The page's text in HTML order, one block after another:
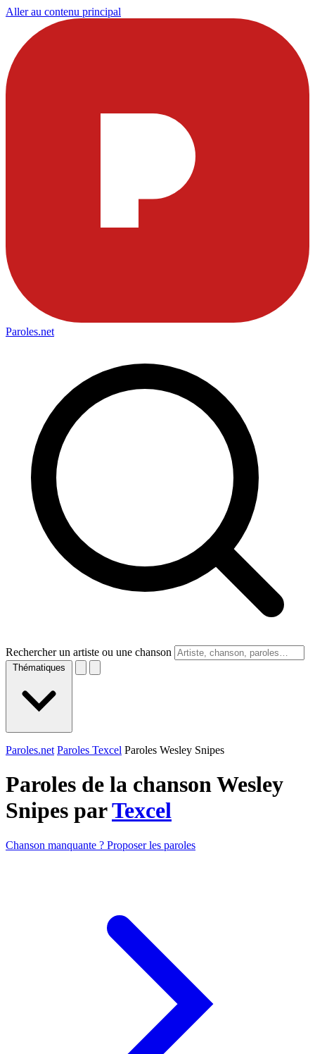
Aller au contenu principal
Paroles.net
Rechercher un artiste ou une chanson
Thématiques
Paroles.net Paroles Texcel Paroles Wesley Snipes
Paroles de la chanson Wesley
Snipes parTexcel
Chanson manquante ? Proposer les paroles